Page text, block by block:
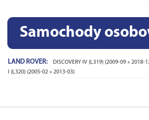
Samochody
LAND ROVER: DISCOVERY IV (L319) (2009-09 » 2018-
I (L320) (2005-02 » 2013-03)